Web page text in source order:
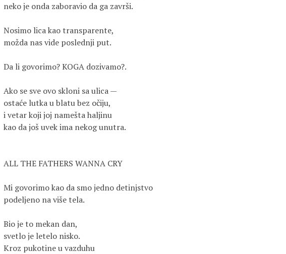
neko je onda zaboravio da ga završi.
Nosimo lica kao transparente,
možda nas vide poslednji put.
Da li govorimo? KOGA dozivamo?.
Ako se sve ovo skloni sa ulica —
ostaće lutka u blatu bez očiju,
i vetar koji joj namešta haljinu
kao da još uvek ima nekog unutra.
ALL THE FATHERS WANNA CRY
Mi govorimo kao da smo jedno detinjstvo
podeljeno na više tela.
Bio je to mekan dan,
svetlo je letelo nisko.
Kroz pukotine u vazduhu